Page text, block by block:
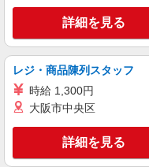
北
キープ
正社員
株式会社トラストグロース
住宅型
【雇
248,000
160,000
詳細を見る
レジ・商品陳列スタッフ
時給 1,300円
大阪市中央区
詳細を見る